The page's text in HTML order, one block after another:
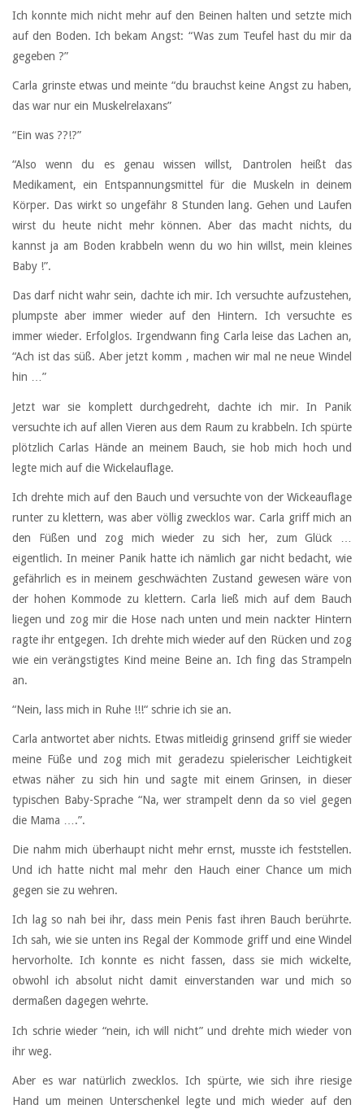
Ich konnte mich nicht mehr auf den Beinen halten und setzte mich
auf den Boden. Ich bekam Angst: “Was zum Teufel hast du mir da
gegeben ?”
Carla grinste etwas und meinte “du brauchst keine Angst zu haben,
das war nur ein Muskelrelaxans”
“Ein was ??!?”
“Also wenn du es genau wissen willst, Dantrolen heißt das
Medikament, ein Entspannungsmittel für die Muskeln in deinem
Körper. Das wirkt so ungefähr 8 Stunden lang. Gehen und Laufen
wirst du heute nicht mehr können. Aber das macht nichts, du
kannst ja am Boden krabbeln wenn du wo hin willst, mein kleines
Baby !”.
Das darf nicht wahr sein, dachte ich mir. Ich versuchte aufzustehen,
plumpste aber immer wieder auf den Hintern. Ich versuchte es
immer wieder. Erfolglos. Irgendwann fing Carla leise das Lachen an,
“Ach ist das süß. Aber jetzt komm , machen wir mal ne neue Windel
hin …”
Jetzt war sie komplett durchgedreht, dachte ich mir. In Panik
versuchte ich auf allen Vieren aus dem Raum zu krabbeln. Ich spürte
plötzlich Carlas Hände an meinem Bauch, sie hob mich hoch und
legte mich auf die Wickelauflage.
Ich drehte mich auf den Bauch und versuchte von der Wickeauflage
runter zu klettern, was aber völlig zwecklos war. Carla griff mich an
den Füßen und zog mich wieder zu sich her, zum Glück …
eigentlich. In meiner Panik hatte ich nämlich gar nicht bedacht, wie
gefährlich es in meinem geschwächten Zustand gewesen wäre von
der hohen Kommode zu klettern. Carla ließ mich auf dem Bauch
liegen und zog mir die Hose nach unten und mein nackter Hintern
ragte ihr entgegen. Ich drehte mich wieder auf den Rücken und zog
wie ein verängstigtes Kind meine Beine an. Ich fing das Strampeln
an.
“Nein, lass mich in Ruhe !!!“ schrie ich sie an.
Carla antwortet aber nichts. Etwas mitleidig grinsend griff sie wieder
meine Füße und zog mich mit geradezu spielerischer Leichtigkeit
etwas näher zu sich hin und sagte mit einem Grinsen, in dieser
typischen Baby-Sprache “Na, wer strampelt denn da so viel gegen
die Mama ….”.
Die nahm mich überhaupt nicht mehr ernst, musste ich feststellen.
Und ich hatte nicht mal mehr den Hauch einer Chance um mich
gegen sie zu wehren.
Ich lag so nah bei ihr, dass mein Penis fast ihren Bauch berührte.
Ich sah, wie sie unten ins Regal der Kommode griff und eine Windel
hervorholte. Ich konnte es nicht fassen, dass sie mich wickelte,
obwohl ich absolut nicht damit einverstanden war und mich so
dermaßen dagegen wehrte.
Ich schrie wieder “nein, ich will nicht” und drehte mich wieder von
ihr weg.
Aber es war natürlich zwecklos. Ich spürte, wie sich ihre riesige
Hand um meinen Unterschenkel legte und mich wieder auf den